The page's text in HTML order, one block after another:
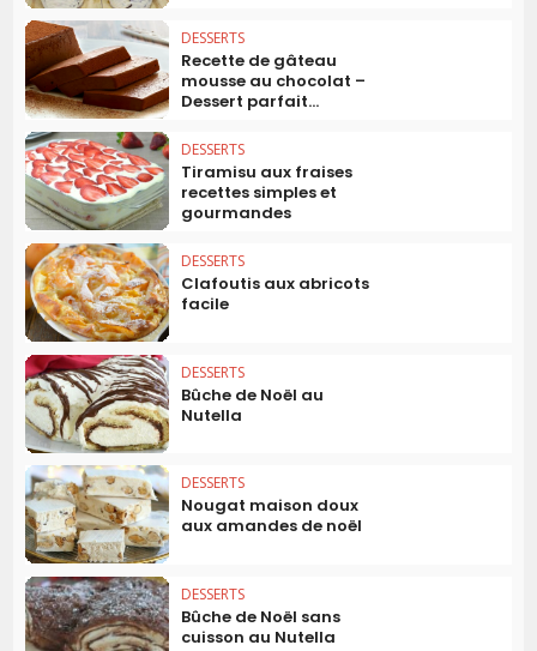
DESSERTS
Recette de gâteau
mousse au chocolat –
Dessert parfait...
DESSERTS
Tiramisu aux fraises
recettes simples et
gourmandes
DESSERTS
Clafoutis aux abricots
facile
DESSERTS
Bûche de Noël au
Nutella
DESSERTS
Nougat maison doux
aux amandes de noël
DESSERTS
Bûche de Noël sans
cuisson au Nutella